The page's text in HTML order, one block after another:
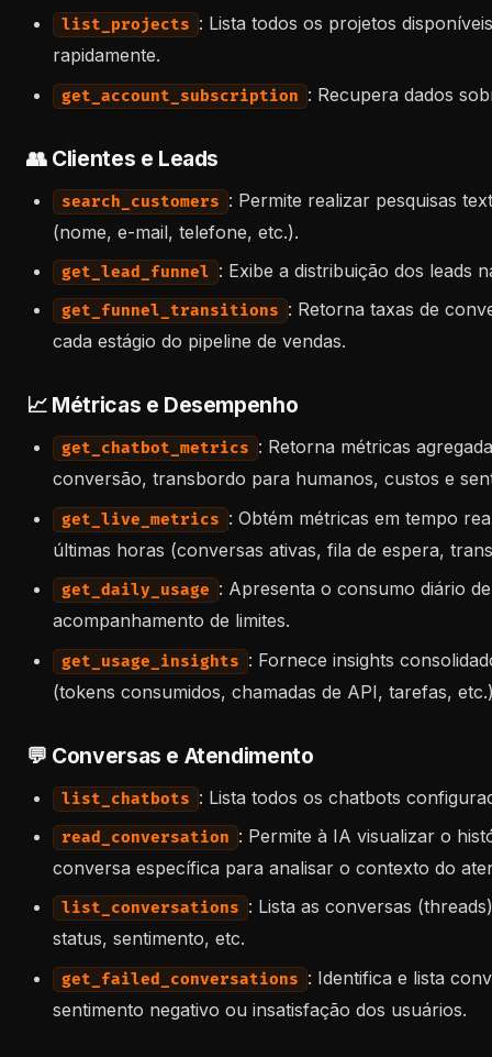
list_projects : Lista todos os projetos
rapidamente.
get_account_subscription : Recupera dados
👥 Clientes e Leads
search_customers : Permite realizar pesquisas
(nome, e-mail, telefone, etc.).
get_lead_funnel : Exibe a distribuição dos leads
get_funnel_transitions : Retorna taxas de
cada estágio do pipeline de vendas.
📈 Métricas e Desempenho
get_chatbot_metrics : Retorna métricas
conversão, transbordo para humanos, custos e
get_live_metrics : Obtém métricas em tempo
últimas horas (conversas ativas, fila de espera,
get_daily_usage : Apresenta o consumo diário
acompanhamento de limites.
get_usage_insights : Fornece insights
(tokens consumidos, chamadas de API, tarefas,
💬 Conversas e Atendimento
list_chatbots : Lista todos os chatbots
read_conversation : Permite à IA visualizar o
conversa específica para analisar o contexto do
list_conversations : Lista as conversas
status, sentimento, etc.
get_failed_conversations : Identifica e lista
sentimento negativo ou insatisfação dos usuários.